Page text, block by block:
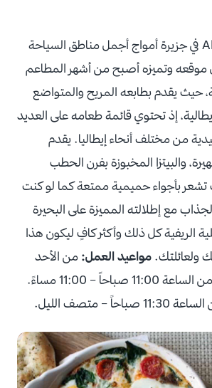
يقع مطعم Al Forno في جزيرة أمواج أجمل مناطق السياحة
موقعه وتميزه أصبح من أشهر المطاعم
حيث يقدم بطابعه المريح والمتواضع
إذ تحتوي قائمة طعامه على العديد
من مختلف أنحاء إيطاليا. يقدم
والبيتزا المخبوزة بفرن الحطب
تشعر بأجواء حميمية ممتعة كما لو كنت
الجذاب مع إطلالته المميزة على البحيرة
الريفية كل ذلك وأكثر كافٍ ليكون هذا
ولعائلتك. مواعيد العمل: من الأحد
وحتى يوم الخميس من الساعة 11:00 صباحاً – 11:00 مساءً.
– متصف الليل.